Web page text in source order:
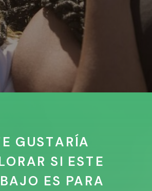
GUSTARÍA
SI ESTE
ES PARA